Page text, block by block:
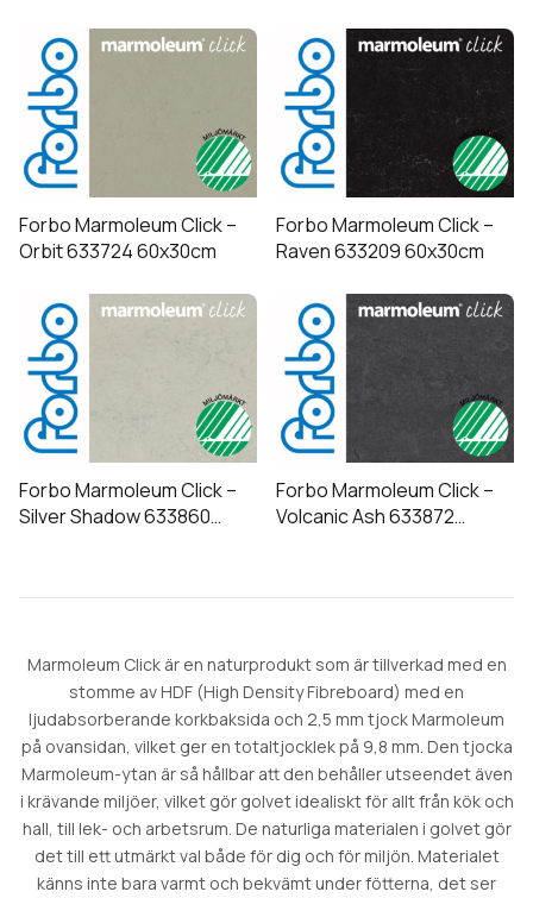
Forbo Marmoleum Click –
Orbit 633724 60x30cm
Forbo Marmoleum Click –
Raven 633209 60x30cm
Forbo Marmoleum Click –
Silver Shadow 633860
Forbo Marmoleum Click –
Volcanic Ash 633872
Marmoleum Click är en naturprodukt som är tillverkad med en
stomme av HDF (High Density Fibreboard) med en
ljudabsorberande korkbaksida och 2,5 mm tjock Marmoleum
på ovansidan, vilket ger en totaltjocklek på 9,8 mm. Den tjocka
Marmoleum-ytan är så hållbar att den behåller utseendet även
i krävande miljöer, vilket gör golvet idealiskt för allt från kök och
hall, till lek- och arbetsrum. De naturliga materialen i golvet gör
det till ett utmärkt val både för dig och för miljön. Materialet
känns inte bara varmt och bekvämt under fötterna, det ser